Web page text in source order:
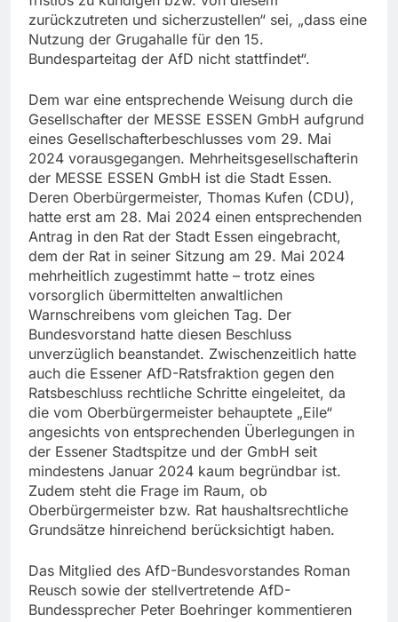
zurückzutreten und sicherzustellen“ sei, „dass eine
Nutzung der Grugahalle für den 15.
Bundesparteitag der AfD nicht stattfindet“.
Dem war eine entsprechende Weisung durch die
Gesellschafter der MESSE ESSEN GmbH aufgrund
eines Gesellschafterbeschlusses vom 29. Mai
2024 vorausgegangen. Mehrheitsgesellschafterin
der MESSE ESSEN GmbH ist die Stadt Essen.
Deren Oberbürgermeister, Thomas Kufen (CDU),
hatte erst am 28. Mai 2024 einen entsprechenden
Antrag in den Rat der Stadt Essen eingebracht,
dem der Rat in seiner Sitzung am 29. Mai 2024
mehrheitlich zugestimmt hatte – trotz eines
vorsorglich übermittelten anwaltlichen
Warnschreibens vom gleichen Tag. Der
Bundesvorstand hatte diesen Beschluss
unverzüglich beanstandet. Zwischenzeitlich hatte
auch die Essener AfD-Ratsfraktion gegen den
Ratsbeschluss rechtliche Schritte eingeleitet, da
die vom Oberbürgermeister behauptete „Eile“
angesichts von entsprechenden Überlegungen in
der Essener Stadtspitze und der GmbH seit
mindestens Januar 2024 kaum begründbar ist.
Zudem steht die Frage im Raum, ob
Oberbürgermeister bzw. Rat haushaltsrechtliche
Grundsätze hinreichend berücksichtigt haben.
Das Mitglied des AfD-Bundesvorstandes Roman
Reusch sowie der stellvertretende AfD-
Bundessprecher Peter Boehringer kommentieren